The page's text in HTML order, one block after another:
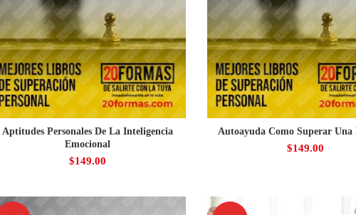
Aptitudes Personales De La Inteligencia
Emocional
$149.00
Autoayuda Como Superar
$149.00